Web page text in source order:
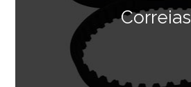
Correias